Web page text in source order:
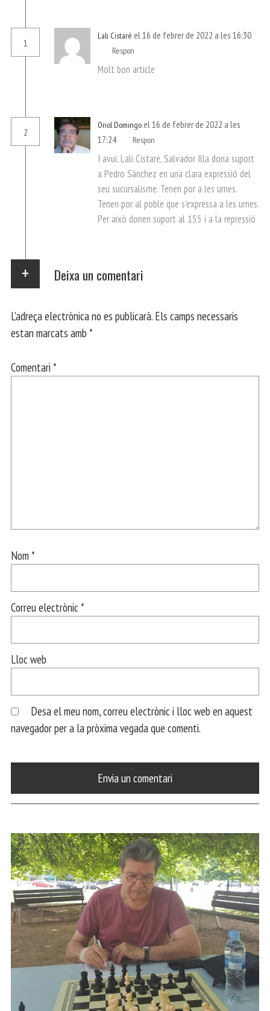
1
Lali Cistaré el 16 de febrer de 2022 a les 16:30
Respon
Molt bon article
2
Oriol Domingo el 16 de febrer de 2022 a les
17:24
Respon
I avui, Lali Cistaré, Salvador Illa dona suport
a Pedro Sánchez en una clara expressió del
seu sucursalisme. Tenen por a les urnes.
Tenen por al poble que s’expressa a les urnes.
Per això donen suport al 155 i a la repressió
Deixa un comentari
L'adreça electrònica no es publicarà. Els camps necessaris
estan marcats amb *
Comentari *
Nom *
Correu electrònic *
Lloc web
Desa el meu nom, correu electrònic i lloc web en aquest
navegador per a la pròxima vegada que comenti.